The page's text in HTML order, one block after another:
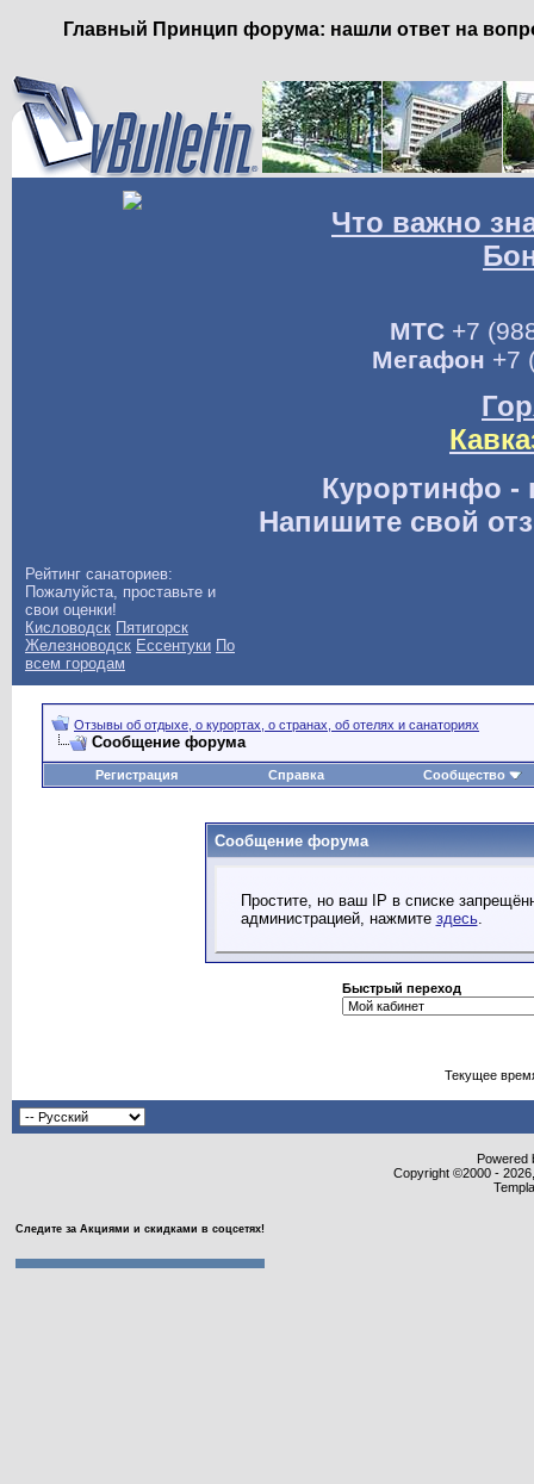
Главный Принцип форума: нашли ответ на
Что важно
МТС+7
Мегафон +7
Курортинфо -
Напишите свой
Рейтинг санаториев:
Пожалуйста, проставьте и
свои оценки!
Кисловодск Пятигорск
Железноводск Ессентуки По
всем городам
Отзывы об отдыхе, о курортах, о странах, об отелях и санаториях
Сообщение форума
Регистрация Справка Сообщество
Сообщение форума
Простите, но ваш IP в списке
администрацией, нажмите здесь.
Быстрый переход
Текущее
Powered
Copyright ©2000 -
Следите за Акциями и скидками в соцсетях!